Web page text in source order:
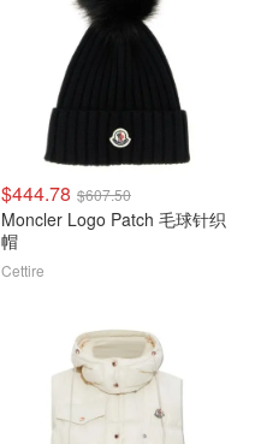
$444.78 $607.50
Moncler Logo Patch 毛球针织
帽
Cettire